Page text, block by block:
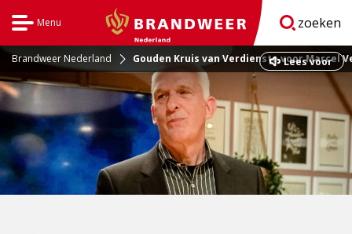
Menu
BrandweerNederland.nl
zoeken
Brandweer Nederland Gouden Kruis van Verdienste voor Marcel
Dit
is
externe
pagina
Lees voor